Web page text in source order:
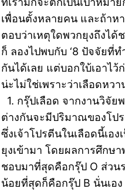
เพื่อนตั้งหลายคน และถ้าห
ตอบว่าเหตุใดพวกยุงถึงไ
ก็ ลองไปพบกับ ‘8 ปัจจัยที่
กันได้เลย แต่บอกใบ้เอาไ
น่ะไม่ใช่เพราะว่าเลือดหว
1. กรุ๊ปเลือด จากงานวิจัย
ต่างกันจะมีปริมาณของโป
ซึ่งเจ้าโปรตีนในเลือดนี้เอ
ยุงเข้ามา โดยผลการศึกษ
ชอบมาที่สุดคือกรุ๊ป O ส่วน
น้อยที่สุดก็คือกรุ๊ป B นั่นเ